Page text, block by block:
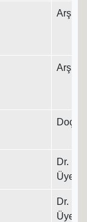
Arş.
Arş.
Doç.
Dr.
Üyesi
Dr.
Üyesi